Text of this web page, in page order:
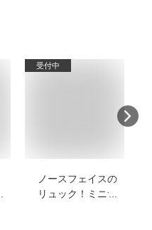
受付中
ノースフェイスの
リュック！ミニサ